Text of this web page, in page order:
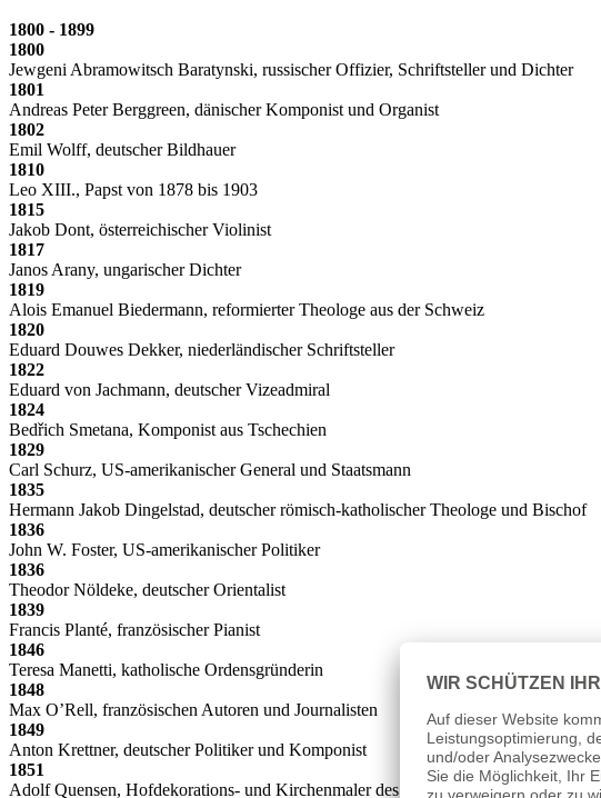
1800 - 1899
1800
Jewgeni Abramowitsch Baratynski, russischer Offizier, Schriftsteller und Dichter
1801
Andreas Peter Berggreen, dänischer Komponist und Organist
1802
Emil Wolff, deutscher Bildhauer
1810
Leo XIII., Papst von 1878 bis 1903
1815
Jakob Dont, österreichischer Violinist
1817
Janos Arany, ungarischer Dichter
1819
Alois Emanuel Biedermann, reformierter Theologe aus der Schweiz
1820
Eduard Douwes Dekker, niederländischer Schriftsteller
1822
Eduard von Jachmann, deutscher Vizeadmiral
1824
Bedřich Smetana, Komponist aus Tschechien
1829
Carl Schurz, US-amerikanischer General und Staatsmann
1835
Hermann Jakob Dingelstad, deutscher römisch-katholischer Theologe und Bischof
1836
John W. Foster, US-amerikanischer Politiker
1836
Theodor Nöldeke, deutscher Orientalist
1839
Francis Planté, französischer Pianist
1846
Teresa Manetti, katholische Ordensgründerin
1848
Max O’Rell, französischen Autoren und Journalisten
1849
Anton Krettner, deutscher Politiker und Komponist
1851
Adolf Quensen, Hofdekorations- und Kirchenmaler des Historismus